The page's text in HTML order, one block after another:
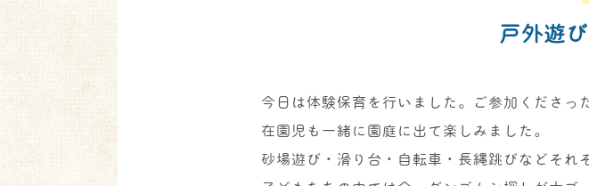
戸外遊
今日は体験保育を行いました。ご参加くださっ
在園児も一緒に園庭に出て楽しみました。
砂場遊び・滑り台・自転車・長縄跳びなどそれ